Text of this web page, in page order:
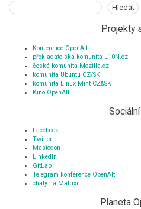
Hledat Hledat
Projekty
Konference OpenAlt
překladatelská komunita L10N.cz
česká komunita Mozilla.cz
komunita Ubuntu CZ/SK
komunita Linux Mint CZ&SK
Kino OpenAlt
Facebook
Twitter
Mastodon
LinkedIn
GitLab
Telegram konference OpenAlt
chaty na Matrixu
Planeta